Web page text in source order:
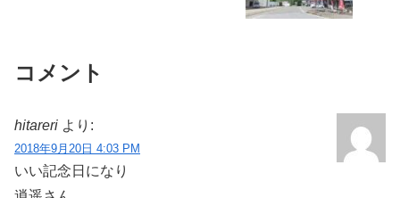
コメント
hitareri より:
2018年9月20日 4:03 PM
いい記念日になり